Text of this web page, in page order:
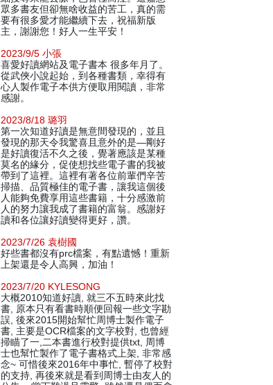
眾多書友但卻無啥收益的苦工，真的需
要有很多愛才能繼續下去，祝福新版
主，謝謝您！好人一生平安！
2023/9/5 小張
喜愛好讀網站及電子書本 很多年月了。
從武俠小說起始，到各種書類，幸得有
心人製作電子本供方便取用閱讀，非常
感謝。
2023/8/18 璐羽
第一次知道好讀是無意間發現的，並且
發現的那天令我驚喜且意外的是—剛好
是好讀復活不久之後，覺著應該是某種
莫名的緣分，促使想找些電子書的我被
帶到了這裡。這裡有著各位前輩們辛苦
掃描、品質極佳的電子書，讓我這個後
人能夠免費享用這些書籍，十分感激前
人的努力讓我成了書籍的富翁。感謝好
讀和各位讓好讀變得更好，讚。
2023/7/26 袁樹國
好些書都沒有prc檔案，有點遺憾！重新
上架還是令人高興，加油！
2023/7/20 KYLESONG
大概2010知道好讀, 就三不五時來此找
書, 原本只有看書時順便回報一些文字勘
誤, 後來2015開始幫忙周博士製作電子
書, 主要是OCR檔案的文字校對, 也曾經
掃瞄了一,二本書進行校對提供txt, 周博
士也幫忙製作了電子書格式上架, 非常感
念~ 可惜後來2016年中事忙, 暫停了校對
的支持, 再後來就是看到周博士由友人的